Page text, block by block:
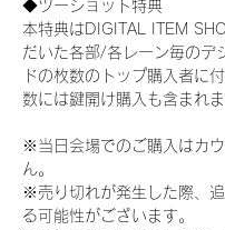
◆ツーショット特典
本特典はDIGITAL ITEM
だいた各部/各レーン毎のデ
ドの枚数のトップ購入者に
数には鍵開け購入も含まれま
※当日会場でのご購入はカ
ん。
※売り切れが発生した際、
る可能性がございます。